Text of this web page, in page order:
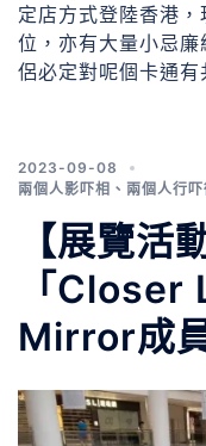
定店方式登陸香港
位，亦有大量小忌
侶必定對呢個卡通有
2023-09-08
兩個人影吓相 、 兩個人行吓
【展覽活
「Closer
Mirror成